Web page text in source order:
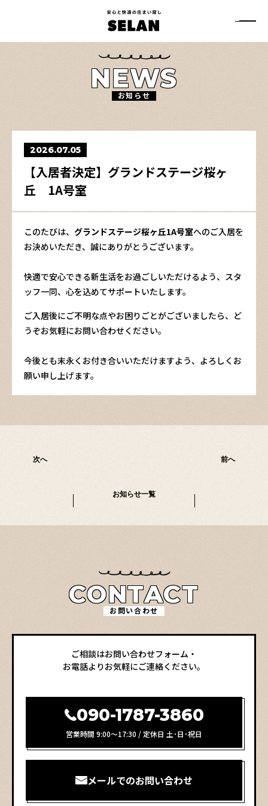
快
適
の
住
ま
い
お知らせ
NEWS
2026.07.05
【入居者決定】グランドステージ桜ヶ
丘 1A号室
このたびは、 グランドステージ桜ヶ丘1A号室へのご入居を
お決めいただき、誠にありがとうございます。
快適で安心できる新生活をお過ごしいただけるよう、スタ
ッフ一同、心を込めてサポートいたします。
ご入居後にご不明な点やお困りごとがございましたら、ど
うぞお気軽にお問い合わせください。
今後とも末永くお付き合いいただけますよう、よろしくお
願い申し上げます。
次へ
お知らせ一覧
前へ
お問い合わせ
CONTACT
ご相談はお問い合わせフォーム・
お電話よりお気軽にご連絡ください。
090-1787-3860
営業時間 9:00～17:30 / 定休日 土･日･祝日
メールでのお問い合わせ